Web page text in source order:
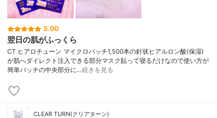
5.00
翌日の肌がふっくら
CT ヒアロチューン マイクロパッチ1,500本の針状ヒアルロン酸(保湿)
が肌へダイレクト注入できる部分マスク貼って寝るだけなので使い方が
簡単パッチの中央部分に…続きを見る
CLEAR TURN(クリアターン)